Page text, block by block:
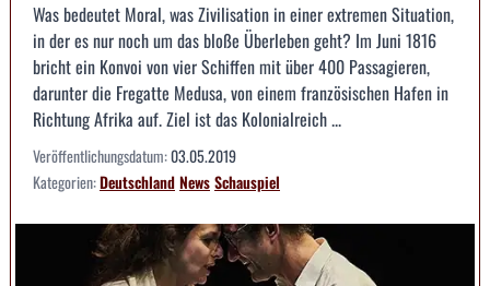
Was bedeutet Moral, was Zivilisation in einer extremen Situation,
in der es nur noch um das bloße Überleben geht? Im Juni 1816
bricht ein Konvoi von vier Schiffen mit über 400 Passagieren,
darunter die Fregatte Medusa, von einem französischen Hafen in
Richtung Afrika auf. Ziel ist das Kolonialreich ...
Veröffentlichungsdatum:03.05.2019
Kategorien:DeutschlandNewsSchauspiel